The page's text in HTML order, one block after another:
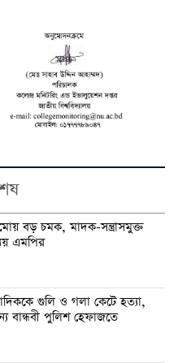
বড় চমক, মাদক-সন্ত্রাসমুক্ত
এমপির
গুলি ও গলা কেটে হত্যা,
বান্ধবী পুলিশ হেফাজতে